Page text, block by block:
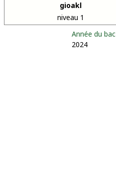
gioakl
niveau 1
Année du bac
2024